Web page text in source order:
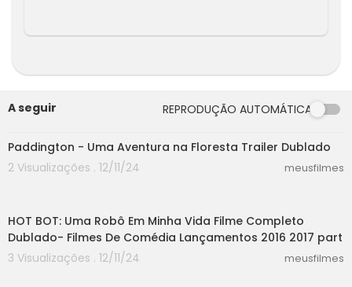
A seguir REPRODUÇÃO AUTOMÁTICA
02:29
Paddington - Uma Aventura na Floresta Trailer Dublado
2 Visualizações . 12/11/24
meusfilmes
HOT BOT: Uma Robô Em Minha Vida Filme Completo
Dublado- Filmes De Comédia Lançamentos 2016 2017 part
3 Visualizações . 12/11/24
meusfilmes